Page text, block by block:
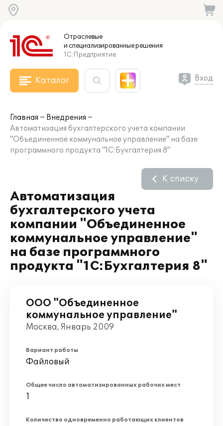
Отраслевые
и специализированныерешения
1С:Предприятие
Каталог Вход
Главная
Внедрения
Автоматизация бухгалтерского учета компании
"Объединенное коммунальное управление" на базе
программного продукта "1С:Бухгалтерия 8"
Автоматизация
бухгалтерского учета
компании "Объединенное
коммунальное управление"
на базе программного
продукта "1С:Бухгалтерия 8"
К списку
ООО "Объединенное
коммунальное управление"
Москва, Январь 2009
Вариант работы
Файловый
Общее число автоматизированных рабочих мест
1
Количество одновременно работающих клиентов